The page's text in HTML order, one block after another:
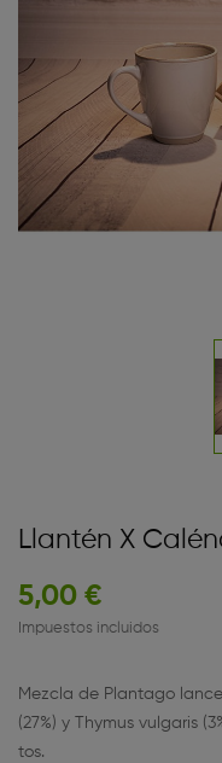
Llantén X
5,00 €
Impuestos incluidos
Mezcla de Plantago
(27%) y Thymus vulgaris
tos.